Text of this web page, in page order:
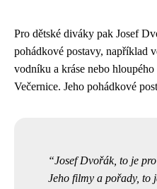
Pro dětské diváky pak Josef
pohádkové postavy, například
vodníku a kráse nebo
Večernice. Jeho pohádkové
Josef Dvořák, to je
Jeho filmy a pořady, to